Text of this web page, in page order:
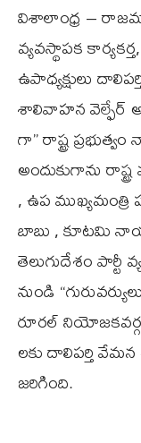
విశాలాంధ్ర –
వ్యవస్థాపక
ఉపాధ్యక్షులు
శాలివాహన వెల్ఫేర్
గా” రాష్ట్ర
అందుకుగాను
, ఉప ముఖ్యమంత్రి
బాబు , కూటమి
తెలుగుదేశం పార్టీ
నుండి
రూరల్
లకు దాలిపర్తి
జరిగింది.